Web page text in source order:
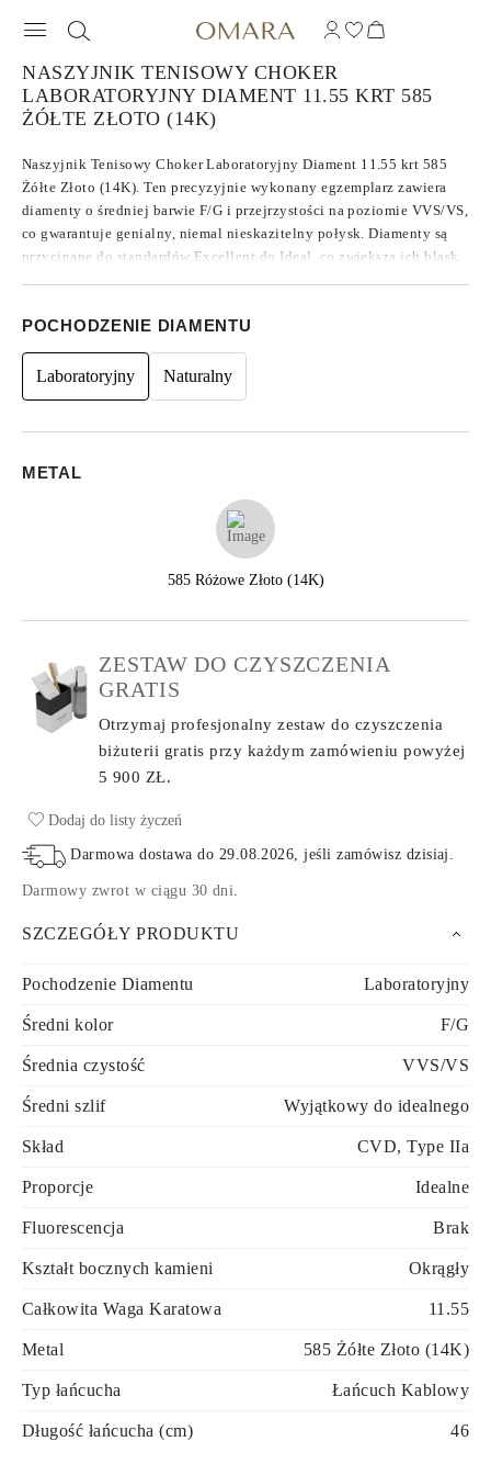
NASZYJNIK TENISOWY CHOKER
LABORATORYJNY DIAMENT 11.55 KRT 585
ŻÓŁTE ZŁOTO (14K)
Naszyjnik Tenisowy Choker Laboratoryjny Diament 11.55 krt 585
Żółte Złoto (14K). Ten precyzyjnie wykonany egzemplarz zawiera
diamenty o średniej barwie F/G i przejrzystości na poziomie VVS/VS,
co gwarantuje genialny, niemal nieskazitelny połysk. Diamenty są
przycinane do standardów Excellent do Ideal, co zwiększa ich blask.
POCHODZENIE DIAMENTU
Laboratoryjny Naturalny
METAL
585 Różowe Złoto (14K)
ZESTAW DO CZYSZCZENIA
GRATIS
Otrzymaj profesjonalny zestaw do czyszczenia
biżuterii gratis przy każdym zamówieniupowyżej
5 900 ZŁ.
Dodaj do listy życzeń
Darmowa dostawa do 29.08.2026, jeśli zamówisz dzisiaj .
Darmowy zwrot w ciągu 30 dni.
SZCZEGÓŁY PRODUKTU
Pochodzenie Diamentu Laboratoryjny
Średni kolor F/G
Średnia czystość VVS/VS
Średni szlif Wyjątkowy do idealnego
Skład CVD, Type IIa
Proporcje Idealne
Fluorescencja Brak
Kształt bocznych kamieni Okrągły
Całkowita Waga Karatowa 11.55
Metal 585 Żółte Złoto (14K)
Typ łańcucha Łańcuch Kablowy
Długość łańcucha (cm) 46